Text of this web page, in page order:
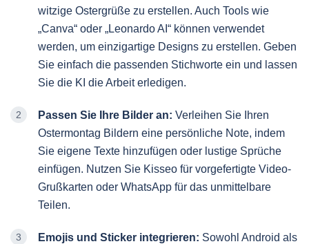
witzige Ostergrüße zu erstellen. Auch Tools wie
„Canva“ oder „Leonardo AI“ können verwendet
werden, um einzigartige Designs zu erstellen. Geben
Sie einfach die passenden Stichworte ein und lassen
Sie die KI die Arbeit erledigen.
Passen Sie Ihre Bilder an: Verleihen Sie Ihren
Ostermontag Bildern eine persönliche Note, indem
Sie eigene Texte hinzufügen oder lustige Sprüche
einfügen. Nutzen Sie Kisseo für vorgefertigte Video-
Grußkarten oder WhatsApp für das unmittelbare
Teilen.
Emojis und Sticker integrieren: Sowohl Android als